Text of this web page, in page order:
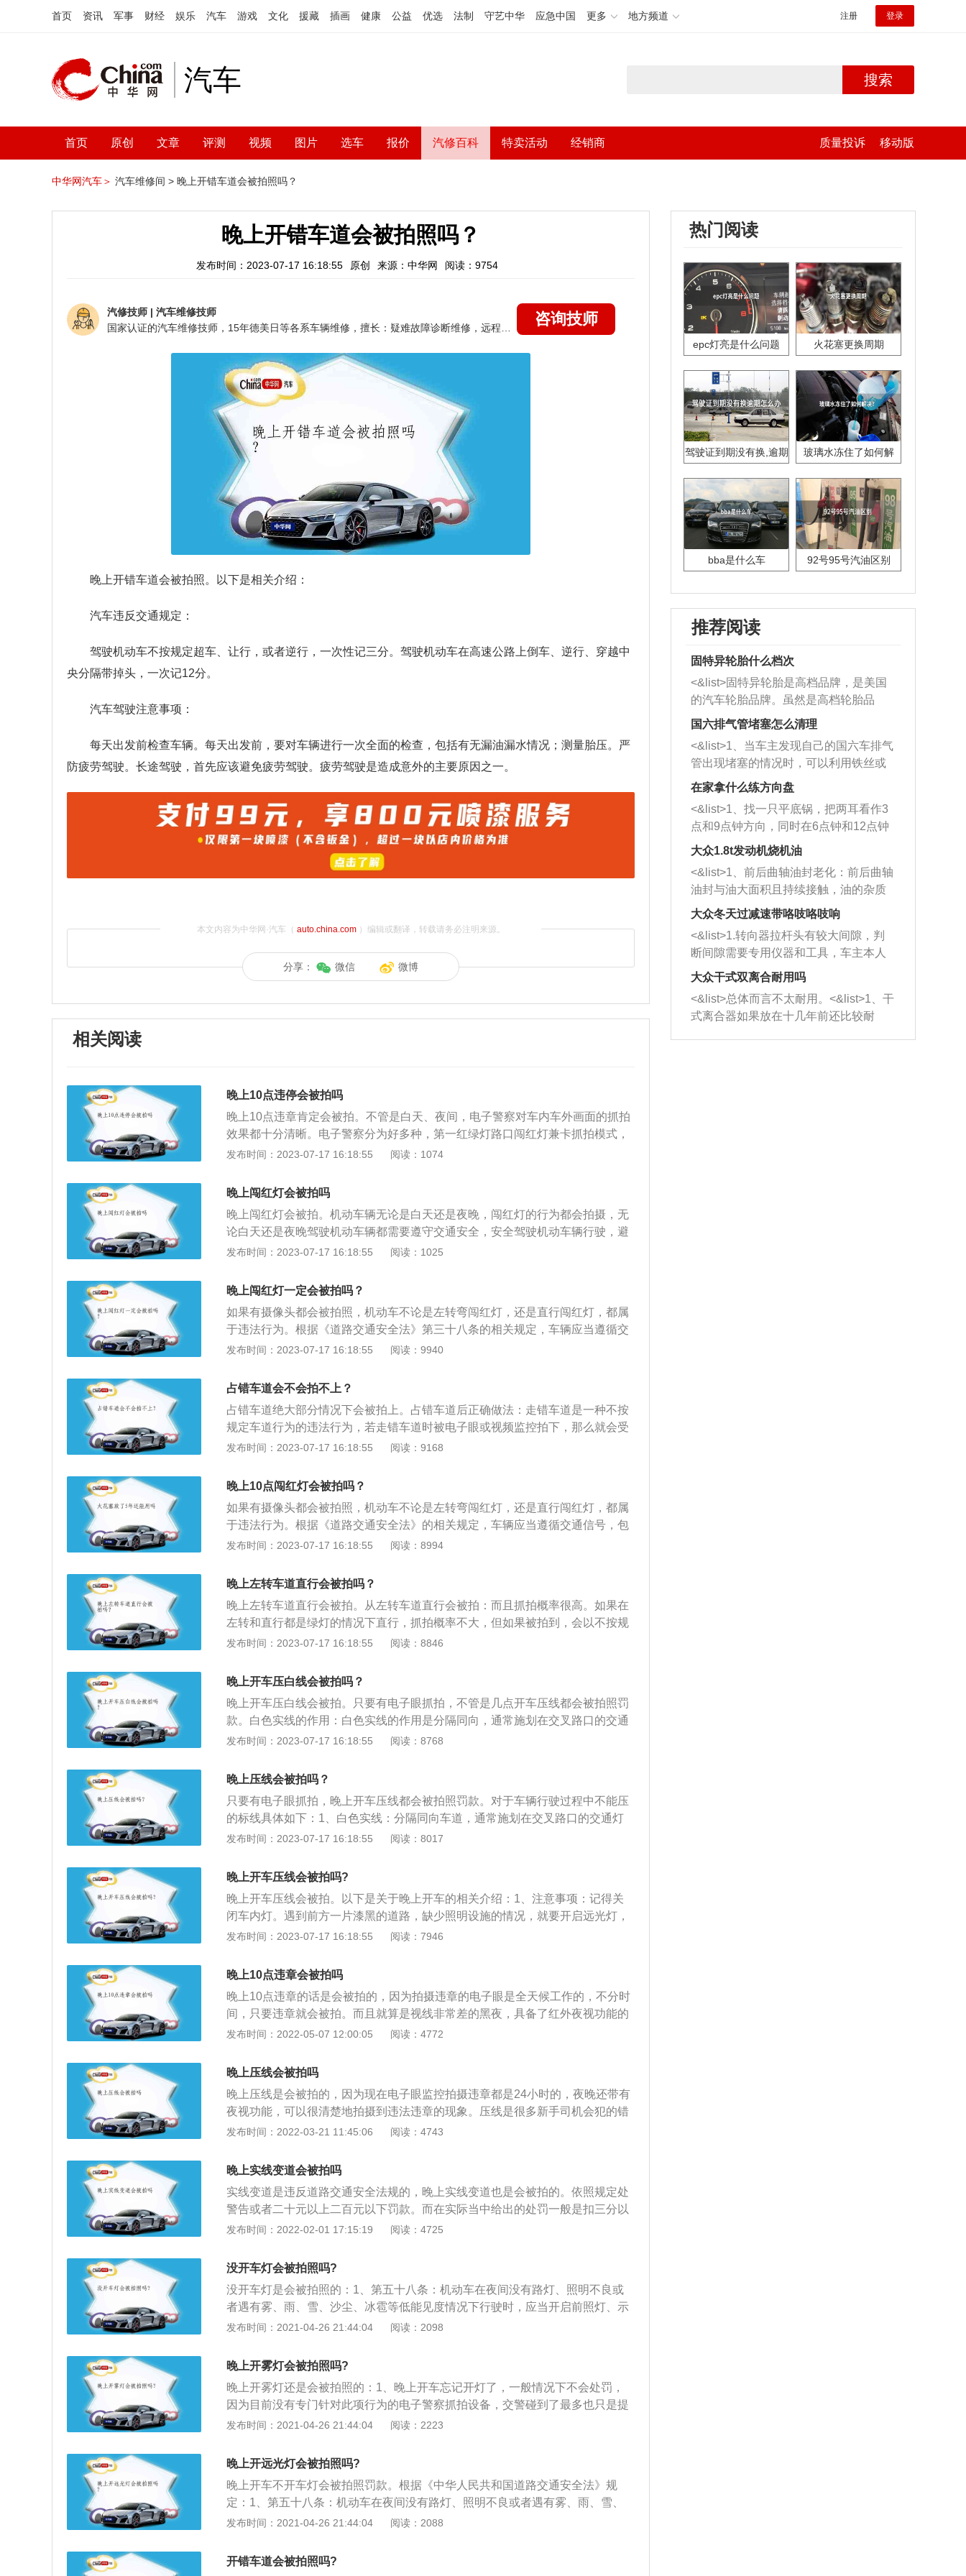
首页 资讯 军事 财经 娱乐 汽车 游戏 文化 援藏 插画 健康 公益 优选 法制 守艺中华 应急中国 更多 地方频道 注册 登录
汽车 搜索
首页 原创 文章 评测 视频 图片 选车 报价 汽修百科 特卖活动 经销商 质量投诉 移动版
中华网汽车＞ 汽车维修间 > 晚上开错车道会被拍照吗？
晚上开错车道会被拍照吗？
发布时间：2023-07-17 16:18:55 原创 来源：中华网 阅读：9754
汽修技师 | 汽车维修技师
咨询技师
晚上开错车道会被拍照。以下是相关介绍：
汽车违反交通规定：
驾驶机动车不按规定超车、让行，或者逆行，一次性记三分。驾驶机动车在高速公路上倒车、逆行、穿越中
央分隔带掉头，一次记12分。
汽车驾驶注意事项：
每天出发前检查车辆。每天出发前，要对车辆进行一次全面的检查，包括有无漏油漏水情况；测量胎压。严
防疲劳驾驶。长途驾驶，首先应该避免疲劳驾驶。疲劳驾驶是造成意外的主要原因之一。
本文内容为中华网·汽车（ auto.china.com）编辑或翻译，转载请务必注明来源。
分享： 微信 微博
相关阅读
晚上10点违停会被拍吗
晚上10点违章肯定会被拍。不管是白天、夜间，电子警察对车内车外画面的抓拍
效果都十分清晰。电子警察分为好多种，第一红绿灯路口闯红灯兼卡抓拍模式，
这种方式一天24小时不间断抓拍的。第二单行道路段抓拍，此模式一般是晚上2
技术捕获交通违法或交通事故，利用网络将采集的信息传回公安部门进行分析处
理，并以此为证据对肇事者进行处罚，以减少事故发生、辅助交警工作的方法。
电子眼采用感应线来感应路面上的汽车传来的压力，通过传感器将信号采集到中
央处理器，送寄存器暂存（该数据在一个红灯周期内有效）。路边停车请注意以
下几点：1、在有电子眼监控的路段违章停车，会被摄像头拍下记录下来。2、在
3、没有电子监控的路段违停主要靠交警来监管，尽量还是找允许停车的位置停
车。
发布时间：2023-07-17 16:18:55 阅读：1074
晚上闯红灯会被拍吗
晚上闯红灯会被拍。机动车辆无论是白天还是夜晚，闯红灯的行为都会拍摄，无
论白天还是夜晚驾驶机动车辆都需要遵守交通安全，安全驾驶机动车辆行驶，避
免自身以及其他人和车辆受到伤害。闯红灯拍摄系统的特点：车辆捕获率百分之
十以上；晚上依然能清楚拍摄到车辆闯红灯，晚上闯红灯被拍没哟概率可言，只
要是有违章动作就会被记录上传到交警系统。当管理中心收到电子眼拍摄到的照
片时，将拍摄到的车牌号码信息与车辆登记信息进行核对，可以发出违章处罚短
信。行人、乘车人、非机动车驾驶人违反道路交通安全法律、根据《中华人民共
和国道路交通安全法》第八十九条规定，处警告或者五元以上五十元以下罚款；
意的是，只要在路口装有监控，是24小时全天候监控，自动拍照取证，当前的监
控技术拥有红外夜视功能，并且补装闪光灯，即使遮蔽的更加隐藏，在违章监控
下依然原形毕露。最快知道自己是否闯红灯了的方法就是查看行车记录仪，闯红
线的三张照片都具备了，就会判定为闯红灯。如果在行车记录仪上不能清楚判定
闯红灯被拍了。
发布时间：2023-07-17 16:18:55 阅读：1025
晚上闯红灯一定会被拍吗？
如果有摄像头都会被拍照，机动车不论是左转弯闯红灯，还是直行闯红灯，都属
于违法行为。根据《道路交通安全法》第三十八条的相关规定，车辆应当遵循交
通信号，包括交通信号灯、交通标志、交通标线和交通警察的指挥。如果左转灯
该闯红灯来处罚。依据以下几点可避免闯红灯：先看箭头灯，再看圆形灯：现在
存在两种指示灯，一种是箭头红绿灯，一种是圆形指示红绿灯。那么在有箭头灯
的情况下，先看箭头灯然后再看圆形灯驾驶车辆可避免闯红灯。需注意：遇到圆
盘信号红灯时，可以右转；遇到箭头信号灯，右转箭头是红灯时，不能右转，否
则按照闯红灯处罚。及时刹车：当红灯亮起时，车头不要越过停车线。如果前轮
线时，信号灯变红，禁止通过路口，等绿灯后再通行。看准绿灯秒数是否前行：
绿灯闪烁的时候，如果有秒数，按照秒数可自行判断；如果没有秒数，那么车距
离路口较近，且当时车速较快时，可通过，避免因刹车不及时闯红灯；如果车速
法实施条例》第三十八条机动车信号灯和非机动车信号灯表示：绿灯亮时，准许
越过停止线的车辆可以继续通行。红灯亮时，禁止车辆通行。在未设置非机动车
信号灯和人行横道信号灯的路口，非机动车和行人应当按照机动车信号灯的表示
通行。红灯亮时，右转弯的车辆在不妨碍被放行的车辆、行人通行的情况下，可
以通行。遇到以下情况闯红灯不违法：避让特殊车辆：避让救护车、消防车等特
的行为记录在案。即使记录，可去交警部门申请复议。极端天气：能见度很低，
连电子警察都看不清楚红绿灯的情况下。拍摄违法证据的照片会存在模糊之类的
问题，误闯红灯，交警不会给与处罚。紧急情况：送急症患者去医院，一路上肯
定会闯很多的红灯，12分根本不够。公民将急症患者送到后，拿医院提供的证
明，或被救助者提供的证明，到交管局民警处进行核实，确认无误后，可对违章
指挥：在上下班高峰期的时候，在一些重要路口会有交警临时指挥交通。驾驶员
需根据交警的手势驾驶。交警部门表示，《中华人民共和国道路交通安全法实施
条例》规定，路口黄灯闪烁时，已经越过停止线的车辆可以继续通行。如果黄灯
发布时间：2023-07-17 16:18:55 阅读：9940
占错车道会不会拍不上？
占错车道绝大部分情况下会被拍上。占错车道后正确做法：走错车道是一种不按
规定车道行为的违法行为，若走错车道时被电子眼或视频监控拍下，那么就会受
到处罚。但有些时候走错车道及时更正就不会被拍，比如不小心逆行了单行车
该是选择继续向该车道指示的方向行驶，待通过路口时再纠正路线。如何避免走
错车道方式如下：在进入路口前减速，观察附近竖立的指示牌或指示标线，提前
了解清楚前方路口各个车道的行驶方向；若开着导航行驶，快到的路口的时候注
意听清导航的指示；注意力要集中，不能疲劳驾驶。
发布时间：2023-07-17 16:18:55 阅读：9168
晚上10点闯红灯会被拍吗？
如果有摄像头都会被拍照，机动车不论是左转弯闯红灯，还是直行闯红灯，都属
于违法行为。根据《道路交通安全法》的相关规定，车辆应当遵循交通信号，包
括交通信号灯、交通标志、交通标线和交通警察的指挥。如果左转灯和直行灯都
罚。依据以下几点可避免闯红灯：先看箭头灯，再看圆形灯：现在存在两种指示
灯，一种是箭头红绿灯，一种是圆形指示红绿灯。那么在有箭头灯的情况下，先
看箭头灯然后再看圆形灯驾驶车辆可避免闯红灯。需注意：遇到圆盘信号红灯
时，可以右转；遇到箭头信号灯，右转箭头是红灯时，不能右转，否则按照闯红
灯处罚。及时刹车：当红灯亮起时，车头不要越过停车线。如果前轮不小心越
号灯变红，禁止通过路口，等绿灯后再通行。看准绿灯秒数是否前行：绿灯闪烁
的时，如果有秒数，按照秒数可自行判断；如果没有秒数，那么车距离路口较
近，且当时车速较快时，可通过，避免因刹车不及时闯红灯；如果车速不快且离
例》第三十八条机动车信号灯和非机动车信号灯表示：绿灯亮时，准许车辆通
止线的车辆可以继续通行。红灯亮时，禁止车辆通行。在未设置非机动车信号灯
和人行横道信号灯的路口，非机动车和行人应当按照机动车信号灯的表示通行。
红灯亮时，右转弯的车辆在不妨碍被放行的车辆、行人通行的情况下，可以通
行。遇到以下情况闯红灯不违法：避让特殊车辆：避让救护车、消防车等特殊车
为记录在案。即使记录，可去交警部门申请复议。极端天气：能见度很低，连电
子警察都看不清楚红绿灯的情况下。拍摄违法证据的照片会存在模糊之类的问
题，误闯红灯，交警不会给与处罚。紧急情况：送急症患者去医院，一路上肯定
会闯很多的红灯，12分根本不够。公民将急症患者送到后，拿医院提供的证明，
或被救助者提供的证明，到交管局民警处进行核实，确认无误后，可对违章记录
挥：在上下班高峰期的时候，在一些重要路口会有交警临时指挥交通。驾驶员需
根据交警的手势驾驶。交警部门表示，《中华人民共和国道路交通安全法实施条
例》规定，路口黄灯闪烁时，已经越过停止线的车辆可以继续通行。如果黄灯已
发布时间：2023-07-17 16:18:55 阅读：8994
晚上左转车道直行会被拍吗？
晚上左转车道直行会被拍。从左转车道直行会被拍：而且抓拍概率很高。如果在
左转和直行都是绿灯的情况下直行，抓拍概率不大，但如果被拍到，会以不按规
定方向行驶处罚，罚款扣分，如果在直行绿灯，左转红灯的情况下直行，抓拍概
良、无法看清道路前方情况时应做到减速、鸣喇叭、靠右行。即汽车在接近弯道
时，适当降低车速，鸣喇叭，靠道路的右侧行驶。左转弯转大弯，留出对方行车
车道，右转弯转小弯，留出非机动车道。根据弯道情况确定转向时机和速度，并
做好随时减速或停车的准备。转弯时车速要慢：以免因离心力过大造成汽车侧滑
或侧翻。若发生侧滑，应立即放松加速踏板，必要时将转向盘向后轮侧滑的一侧
发布时间：2023-07-17 16:18:55 阅读：8846
晚上开车压白线会被拍吗？
晚上开车压白线会被拍。只要有电子眼抓拍，不管是几点开车压线都会被拍照罚
款。白色实线的作用：白色实线的作用是分隔同向，通常施划在交叉路口的交通
灯前。不少人开车压线违章被拍，压的基本上就是这种标线。单黄实线的作用：
只有一条车道或一条机动车道和一条非机动车、有其他危险需要禁止超车的路
发布时间：2023-07-17 16:18:55 阅读：8768
晚上压线会被拍吗？
只要有电子眼抓拍，晚上开车压线都会被拍照罚款。对于车辆行驶过程中不能压
的标线具体如下：1、白色实线：分隔同向车道，通常施划在交叉路口的交通灯
前。不少人开车压线违章被拍，压的就是这种标线。2、单黄实线：禁止双方向
条非机动车道路、有其他危险需要禁止超车的路段。3、双黄实线：禁止双方向
车辆越线或压线行驶。双黄实线施划于单方向有两条或两条以上机动车道，而且
没有设置实体中央分隔带的道路上。4、黄色虚实线：通常施划在桥梁前后及允
许掉头的路段，也能起到分隔双方向车道的作用。黄色实线一侧禁止车辆越线或
压线行驶，虚线一侧准许车辆暂时越线或转弯。5、禁停网格线：施划于易发生
何车辆在禁停网格线上停车(包括停车等候交通灯)，都属于违章行为。
发布时间：2023-07-17 16:18:55 阅读：8017
晚上开车压线会被拍吗?
晚上开车压线会被拍。以下是关于晚上开车的相关介绍：1、注意事项：记得关
闭车内灯。遇到前方一片漆黑的道路，缺少照明设施的情况，就要开启远光灯，
因为远光灯的高度比近光灯要高，所以能够把很远很高的物体照亮。2、灯光使
需要减速并交替使用远、近光灯示意。遇到会车时，如果之前是近光灯，那么就
不用处理灯光；如果之前开启了远光灯，应提前变换为近光灯。
发布时间：2023-07-17 16:18:55 阅读：7946
晚上10点违章会被拍吗
晚上10点违章的话是会被拍的，因为拍摄违章的电子眼是全天候工作的，不分时
间，只要违章就会被拍。而且就算是视线非常差的黑夜，具备了红外夜视功能的
电子眼也可以很清楚地拍摄到车牌号还有车内人员的面孔。如果不清楚自己是否
章记录了，而且也不用亲自到车管所去交罚款，现在在网上就可以交罚款了。目
前“交管12123”有五块板块的功能，分别是机动车的14项细分业务，驾驶证的16
项细分业务，违法处理和罚款缴纳业务，事故的处理业务还有一键挪车、出行导
航的其他业务。
发布时间：2022-05-07 12:00:05 阅读：4772
晚上压线会被拍吗
晚上压线是会被拍的，因为现在电子眼监控拍摄违章都是24小时的，夜晚还带有
夜视功能，可以很清楚地拍摄到违法违章的现象。压线是很多新手司机会犯的错
误，一旦压线就要受到罚款扣分的处罚，很多交的标线都是不可以被压到的，大
在交叉路口的交通灯前设立。第二就是单黄实线，这个歌线是用来禁止双方向车
辆越线或者是压线行驶的，一般设立在单方向的一条车道或者是一条机动车道和
一条非机动车道的路段。
发布时间：2022-03-21 11:45:06 阅读：4743
晚上实线变道会被拍吗
实线变道是违反道路交通安全法规的，晚上实线变道也是会被拍的。依照规定处
警告或者二十元以上二百元以下罚款。而在实际当中给出的处罚一般是扣三分以
及罚款200元。对于新手来说，在路面行驶时候，没有按照车道行驶，变道时候
己需要的车道，临时的变道是很容易压线。不过在遇到这几种情况是不会被处罚
的。1.遇到前方道路突发情况不得不道路。如果车道前方遇到自然灾害，不能通
行，不得不变道是不会受到处罚的。2.为避让特殊车辆通行。比如急救车，消防
车等特殊车辆。3.现场有交警指挥，现场有交警指挥的时候，应当按照交警的指
挥通行。
发布时间：2022-02-01 17:15:19 阅读：4725
没开车灯会被拍照吗?
没开车灯是会被拍照的：1、第五十八条：机动车在夜间没有路灯、照明不良或
者遇有雾、雨、雪、沙尘、冰雹等低能见度情况下行驶时，应当开启前照灯、示
廓灯和后位灯，但同方向行驶的后车与前车近距离行驶时，不得使用远光灯。机
通过急弯、坡路、拱桥、人行横道或者没有交通信号灯控制的路口时，应当交替
使用远近光灯示意。机动车驶近急弯、坡道顶端等影响安全视距的路段以及超车
或者遇有紧急情况时，应当减速慢行，并鸣喇叭示意；3、第六十条：机动车在
道路上发生故障或者发生交通事故，妨碍交通又难以移动的，应当按照规定开启
危险报警闪光灯并在车后50米至100米处设置警告标志，夜间还应当同时开启示
发布时间：2021-04-26 21:44:04 阅读：2098
晚上开雾灯会被拍照吗?
晚上开雾灯还是会被拍照的：1、晚上开车忘记开灯了，一般情况下不会处罚，
因为目前没有专门针对此项行为的电子警察抓拍设备，交警碰到了最多也只是提
醒或者警告，不会处罚；2、当然，交通法规中有针对此项行为的处罚措施，是
款，记1分；3、行车灯也就是俗称的\"小灯\"或者示宽灯，车主夜间上路之前的第
一件事就是先打开行车灯，向周围其他车辆示明自己车辆的车身四角，以确保安
全车距。行车灯开关一般都是灯光开关的第一挡，提醒车主，车头和车尾的两盏
小灯尽管亮度不大，但却足以让周围车主看见车身四角，应在天色渐暗、阴雨或
地下停车场等情况下及早亮起行车灯。
发布时间：2021-04-26 21:44:04 阅读：2223
晚上开远光灯会被拍照吗?
晚上开车不开车灯会被拍照罚款。根据《中华人民共和国道路交通安全法》规
定：1、第五十八条：机动车在夜间没有路灯、照明不良或者遇有雾、雨、雪、
沙尘、冰雹等低能见度情况下行驶时，应当开启前照灯、示廓灯和后位灯，但同
启雾灯和危险报警闪光灯；2、第五十九条：机动车在夜间通过急弯、坡路、拱
桥、人行横道或者没有交通信号灯控制的路口时，应当交替使用远近光灯示意。
发布时间：2021-04-26 21:44:04 阅读：2088
开错车道会被拍照吗?
热门阅读
epc灯亮是什么问题 火花塞更换周期
驾驶证到期没有换,逾期
玻璃水冻住了如何解
bba是什么车 92号95号汽油区别
推荐阅读
固特异轮胎什么档次
<&list>固特异轮胎是高档品牌，是美国
的汽车轮胎品牌。虽然是高档轮胎品
牌，但是中高低端的轮胎都有生产，这
也是为了更好的开拓市场。
国六排气管堵塞怎么清理
<&list>1、当车主发现自己的国六车排气
管出现堵塞的情况时，可以利用铁丝或
者是细棍，直接将杂物给取出来，如果
堵塞情况比较严重，也可以采取应急措
施。 <&list>2、直接利用木棍将所有的
杂物推到排气管里面的位置处，然后将
三元催化器拆解开，就可以将堵塞的东
西取出来。但如果是因为积碳过多引起
的堵塞，就需要将三元催化器泡在草酸
洗剂对堵塞的情况得到解决，将清洗剂
放在燃油箱中，与燃油混合后，车辆启
动时，就可以和汽油一起进入到燃烧
室，最后形成废气排出，就可以让三元
催化器得到清洗，排气管堵塞的情况就
能够得到解决。
在家拿什么练方向盘
<&list>1、找一只平底锅，把两耳看作3
点和9点钟方向，同时在6点钟和12点钟
方向做一个标记。 <&list>2、双手握住
一圈半的练习，往右同样也要打相同的
圈数。 <&list>3、最后强调要反复练
习，这样就可以形成肌肉记忆，在真实
驾驶车辆时，不需要记忆也能打好方
向。
大众1.8t发动机烧机油
<&list>1、前后曲轴油封老化：前后曲轴
油封与油大面积且持续接触，油的杂质
和发动机内持续温度变化使其密封效果
逐渐减弱，导致渗油或漏油。<&list>2、
活塞间隙过大：积碳会使活塞环与缸体
的间隙扩大，导致机油流入燃烧室中，
造成烧机油。<&list>3、机油粘度。使用
机油粘度过小的话，同样会有烧机油现
象，机油粘度过小具有很好的流动性，
大众冬天过减速带咯吱咯吱响
<&list>1.转向器拉杆头有较大间隙，判
断间隙需要专用仪器和工具，车主本人
无法制作，需要将车辆送到修理厂或4s
店；<&list>2.车辆半轴套管防尘罩破
裂，破裂后会出现漏油现象，使半轴磨
损严重，磨损的半轴容易损坏，产生异
响；<&list>3.稳定器的转向胶套和球头
大众干式双离合耐用吗
<&list>总体而言不太耐用。<&list>1、干
式离合器如果放在十几年前还比较耐